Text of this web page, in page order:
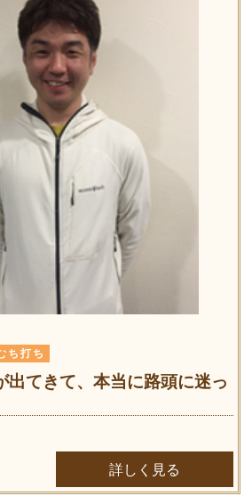
ち打ち
出てきて、本当に路頭に迷っ
詳しく見る